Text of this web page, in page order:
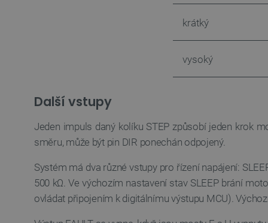
krátký
vysoký
Další vstupy
Jeden impuls daný kolíku STEP způsobí jeden krok
směru, může být pin DIR ponechán odpojený.
Systém má dva různé vstupy pro řízení napájení:
500 kΩ. Ve výchozím nastavení stav SLEEP brání
ovládat připojením k digitálnímu výstupu MCU).
PHPSESSID
critAccountId
Storage declaration
Název